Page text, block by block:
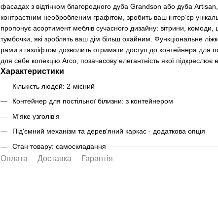
фасадах з відтінком благородного дуба Grandson або дуба
контрастним необробленим графітом, зробить ваш інтер’єр
пропонує асортимент меблів сучасного дизайну: вітрини, комоди,
тумбочки, які зроблять ваш дім більш охайним. Функціональне
рами з газліфтом дозволить отримати доступ до контейнера для
для себе колекцію Arco, позачасову елегантність якої підкреслює
Характеристики
Кількість людей: 2-місний
Контейнер для постільної білизни: з контейнером
М'яке узголів'я
Під'ємний механізм та дерев'яний каркас - додаткова опція
Стан товару:самоскладання
Оплата Доставка Гарантія